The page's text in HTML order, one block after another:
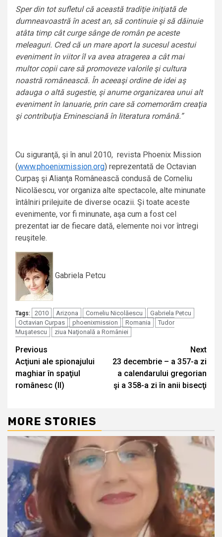
Sper din tot sufletul că această tradiţie iniţiată de
dumneavoastră în acest an, să continuie şi să dăinuie
atâta timp cât curge sânge de român pe aceste
meleaguri. Cred că un mare aport la sucesul acestui
eveniment în viitor îl va avea atragerea a cât mai
multor copii care să promoveze valorile şi cultura
noastră românească. În aceeaşi ordine de idei aş
adauga o altă sugestie, şi anume organizarea unui alt
eveniment în Ianuarie, prin care să comemorăm creaţia
şi contribuţia Eminesciană în literatura română.”
Cu siguranţă, şi în anul 2010, revista Phoenix Mission
(www.phoenixmission.org) reprezentată de Octavian
Curpaş şi Alianţa Românească condusă de Corneliu
Nicolăescu, vor organiza alte spectacole, alte minunate
întâlniri prilejuite de diverse ocazii. Şi toate aceste
evenimente, vor fi minunate, aşa cum a fost cel
prezentat iar de fiecare dată, elemente noi vor întregi
reuşitele.
Gabriela Petcu
Tags: 2010 Arizona Corneliu Nicolăescu
Gabriela Petcu
Octavian Curpas
phoenixmission Romania
Tudor
Muşatescu
ziua Naţională a României
Continue
Reading
Previous
Acţiuni ale spionajului
maghiar în spaţiul
românesc (II)
Next
23 decembrie – a 357-a zi
a calendarului gregorian
şi a 358-a zi în anii bisecţi
MORE STORIES